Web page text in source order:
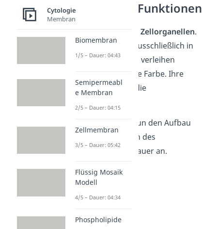
Chloroplast Funktionen
Chloroplasten sindZellorganellen.
Sie befinden sich ausschließlich in
Pflanzenzellen und verleihen
Pflanzen ihre grüne Farbe. Ihre
Hauptaufgabe ist die
Schauen wir uns nun den Aufbau
und die Funktionen des
Chloroplasten genauer an.
Cytologie
Membran
Biomembran
1/5 – Dauer: 04:43
Semipermeabl
e Membran
2/5 – Dauer: 04:15
Zellmembran
3/5 – Dauer: 05:42
Flüssig Mosaik
Modell
4/5 – Dauer: 04:34
Phospholipide